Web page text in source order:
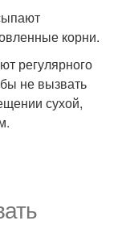
корни.
регулярного
не вызвать
сухой,